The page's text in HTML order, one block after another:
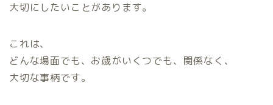
大切にしたいことがあります。
これは、
どんな場面でも、お歳がいくつでも、関係なく、
大切な事柄です。